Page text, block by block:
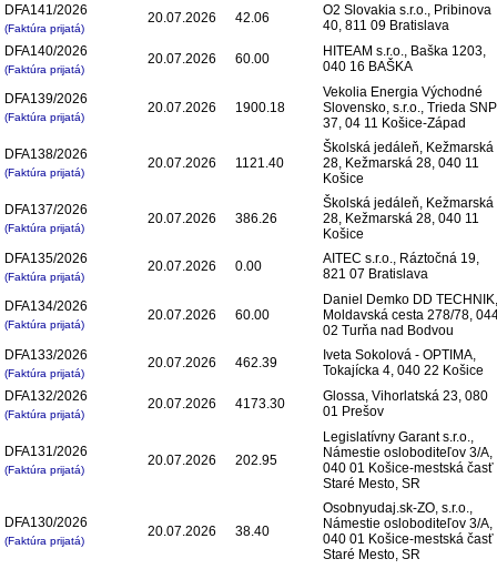
DFA141/2026
(Faktúra prijatá)
20.07.2026 42.06
O2 Slovakia s.r.o., Pribinova
40, 811 09 Bratislava
DFA140/2026
(Faktúra prijatá)
20.07.2026 60.00
HITEAM s.r.o., Baška 1203,
040 16 BAŠKA
DFA139/2026
(Faktúra prijatá)
20.07.2026 1900.18
Vekolia Energia Východné
Slovensko, s.r.o., Trieda SNP
37, 04 11 Košice-Západ
DFA138/2026
(Faktúra prijatá)
20.07.2026 1121.40
Školská jedáleň, Kežmarská
28, Kežmarská 28, 040 11
Košice
DFA137/2026
(Faktúra prijatá)
20.07.2026 386.26
Školská jedáleň, Kežmarská
28, Kežmarská 28, 040 11
Košice
DFA135/2026
(Faktúra prijatá)
20.07.2026 0.00
AITEC s.r.o., Ráztočná 19,
821 07 Bratislava
DFA134/2026
(Faktúra prijatá)
20.07.2026 60.00
Daniel Demko DD TECHNIK,
Moldavská cesta 278/78,
02 Turňa nad Bodvou
DFA133/2026
(Faktúra prijatá)
20.07.2026 462.39
Iveta Sokolová - OPTIMA,
Tokajícka 4, 040 22 Košice
DFA132/2026
(Faktúra prijatá)
20.07.2026 4173.30
Glossa, Vihorlatská 23, 080
01 Prešov
DFA131/2026
(Faktúra prijatá)
20.07.2026 202.95
Legislatívny Garant s.r.o.,
Námestie osloboditeľov 3/A,
040 01 Košice-mestská časť
Staré Mesto, SR
DFA130/2026
(Faktúra prijatá)
20.07.2026 38.40
Osobnyudaj.sk-ZO, s.r.o.,
Námestie osloboditeľov 3/A,
040 01 Košice-mestská časť
Staré Mesto, SR